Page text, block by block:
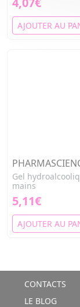
AJOUTER AU
Gel
mains
5,11€
AJOUTER AU
CONTACTS
LE BLOG